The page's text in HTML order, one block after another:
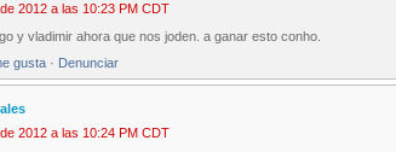
2012 a las 10:23 PM CDT
y vladimir ahora que nos joden. a ganar esto conho.
gusta · Denunciar
2012 a las 10:24 PM CDT